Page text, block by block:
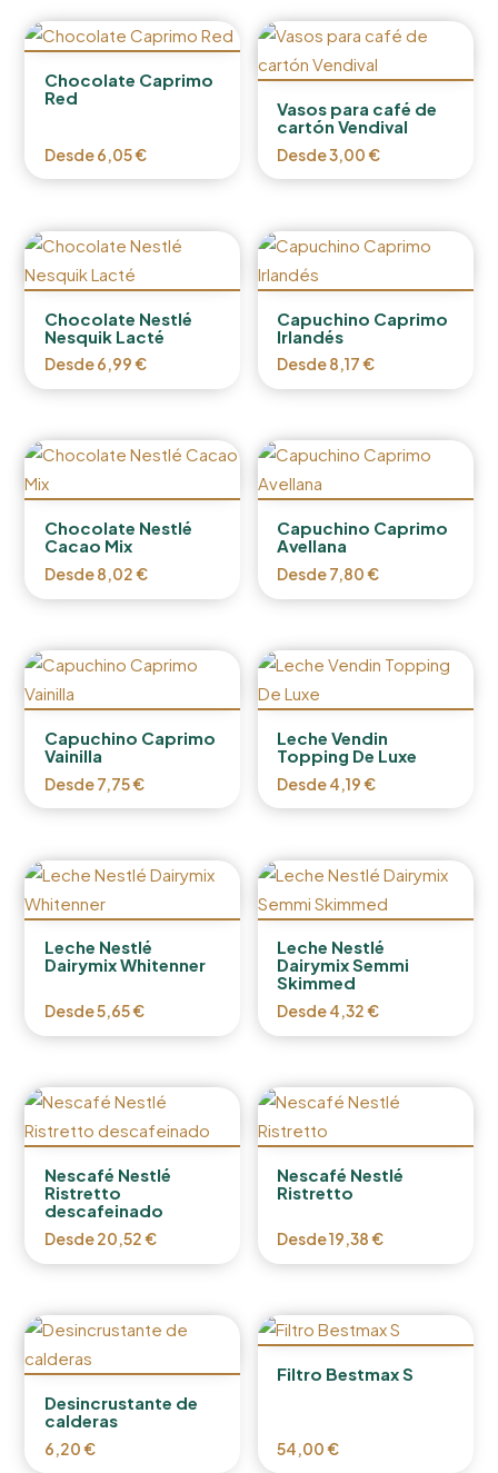
Chocolate Caprimo
Red
Desde6,05€
Vasos para café de
cartón Vendival
Desde3,00€
Chocolate Nestlé
Nesquik Lacté
Desde6,99€
Capuchino Caprimo
Irlandés
Desde8,17€
Chocolate Nestlé
Cacao Mix
Desde8,02€
Capuchino Caprimo
Avellana
Desde7,80€
Capuchino Caprimo
Vainilla
Desde7,75€
Leche Vendin
Topping De Luxe
Desde4,19€
Leche Nestlé
Dairymix Whitenner
Desde5,65€
Leche Nestlé
Dairymix Semmi
Skimmed
Desde4,32€
Nescafé Nestlé
Ristretto
descafeinado
Desde20,52€
Nescafé Nestlé
Ristretto
Desde19,38€
Desincrustante de
calderas
6,20€
Filtro Bestmax S
54,00€